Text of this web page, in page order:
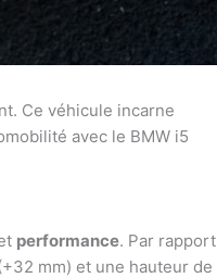
Ce véhicule incarne
avec le BMW i5
performance. Par rapport
mm) et une hauteur de